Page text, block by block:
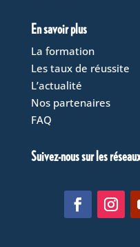
En savoir plus
La formation
Les taux de réussite
L’actualité
Nos partenaires
FAQ
Suivez-nous sur les